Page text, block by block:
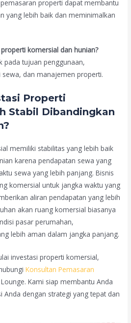
properti dapat membantu
yang lebih baik dan meminimalkan
komersial dan hunian?
pada tujuan penggunaan,
dan manajemen properti.
Properti
Stabil Dibandingkan
memiliki stabilitas yang lebih baik
karena pendapatan sewa yang
sewa yang lebih panjang. Bisnis
komersial untuk jangka waktu yang
aliran pendapatan yang lebih
akan ruang komersial biasanya
pasar perumahan,
lebih aman dalam jangka panjang.
investasi properti komersial,
Konsultan Pemasaran
Kami siap membantu Anda
Anda dengan strategi yang tepat dan